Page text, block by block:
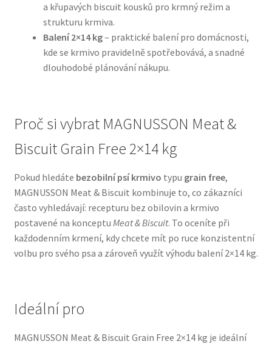
Hračky pro psy
Konzervy a kapsičky pro psy
N&D Farmina pro psy — Italské holistic krmivo
Pelíšky pro psy
Ortopedické pelíšky
Přepravky pro psy
Royal Canin pro psy
Veterinární dieta pro psy
a křupavých biscuit kousků pro krmný režim a
strukturu krmiva.
Balení 2×14 kg– praktické balení pro domácnosti,
kde se krmivo pravidelně spotřebovává, a snadné
dlouhodobé plánování nákupu.
Proč si vybrat MAGNUSSON Meat &
Biscuit Grain Free 2×14 kg
Pokud hledáte bezobilní psí krmivo typu grain free,
MAGNUSSON Meat & Biscuit kombinuje to, co zákazníci
často vyhledávají: recepturu bez obilovin a krmivo
postavené na konceptu Meat & Biscuit. To oceníte při
každodenním krmení, kdy chcete mít po ruce konzistentní
volbu pro svého psa a zároveň využít výhodu balení 2×14 kg.
Ideální pro
MAGNUSSON Meat & Biscuit Grain Free 2×14 kg je ideální